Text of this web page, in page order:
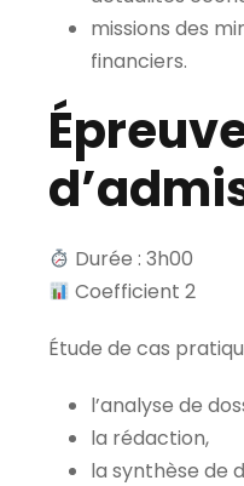
missions des
financiers.
Durée : 3h00
Coefficient 2
Étude de cas
l’analyse de
la rédaction,
la synthèse de